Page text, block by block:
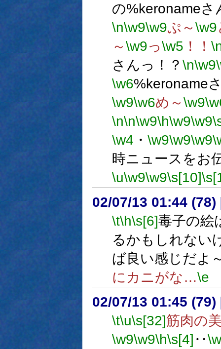
の%keronameさ
\n\w9\w9ぷ～\w9
～\w9っ\w5 ！！
さんっ！？ \n\w9
\w6%keroname
\w9\w6め～\w9
\n\n\w9\h\w9\w9
\w4 ・ \w9\w9\w9
時ニュースをお
\u\w9\w9\s[10]
02/07/13 01:44 (78)
\t\h\s[6]毒子の絵
るかもしれない
ば良い感じだよ
にカニがな…\e
02/07/13 01:45 (79)
\t\u\s[32]筋肉の
\w9\w9\h\s[4] ‥